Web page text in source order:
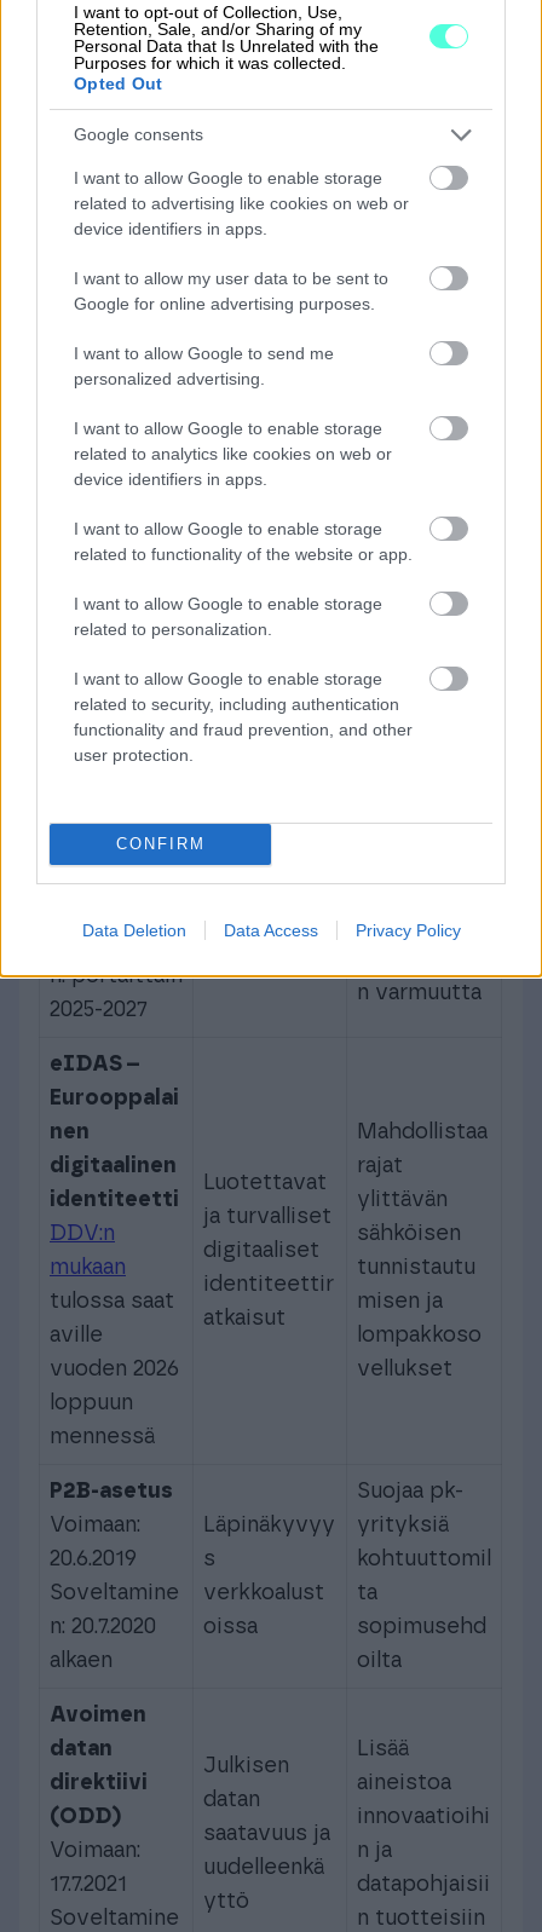
I want to opt-out of Collection, Use,
Retention, Sale, and/or Sharing of my
Personal Data that Is Unrelated with the
Purposes for which it was collected.
Opted Out
Google consents
I want to allow Google to enable storage
related to advertising like cookies on web or
device identifiers in apps.
I want to allow my user data to be sent to
Google for online advertising purposes.
I want to allow Google to send me
personalized advertising.
I want to allow Google to enable storage
related to analytics like cookies on web or
device identifiers in apps.
I want to allow Google to enable storage
related to functionality of the website or app.
I want to allow Google to enable storage
related to personalization.
I want to allow Google to enable storage
related to security, including authentication
functionality and fraud prevention, and other
user protection.
CONFIRM
Data Deletion Data Access Privacy Policy
n alkoi:
24.9.2023
(DMA)
Voimaan:
Soveltamine
2.5.2023
Rajoittaa
suurten
valtaa
kilpailu, pk-
innovointima
äädös
(DSA)
16.11.2022
viimeistään
17.2.2024
i ja
avoimempi
verkkoalusta
ympäristö
velvoitteet
alustoille,
laitonta
Voimaan: 1.
Soveltamine
n: portaittain
2025-2027
käyttö
korkean
tekoälyjärjes
telmille, lisää
n varmuutta
eIDAS –
Eurooppalai
nen
digitaalinen
identiteetti
DDV:n
mukaan
tulossa saat
aville
vuoden 2026
loppuun
mennessä
Luotettavat
ja turvalliset
digitaaliset
identiteettir
atkaisut
Mahdollistaa
rajat
ylittävän
sähköisen
tunnistautu
misen ja
lompakkoso
vellukset
P2B-asetus
Voimaan:
20.6.2019
Soveltamine
n: 20.7.2020
alkaen
Läpinäkyvyy
s
verkkoalust
oissa
Suojaa pk-
yrityksiä
kohtuuttomil
ta
sopimusehd
oilta
Avoimen
datan
direktiivi
(ODD)
Voimaan:
17.7.2021
Soveltamine
Julkisen
datan
saatavuus ja
uudelleenkä
yttö
Lisää
aineistoa
innovaatioihi
n ja
datapohjaisii
n tuotteisiin